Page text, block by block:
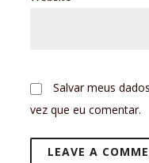
Salvar meus
vez que eu comentar.